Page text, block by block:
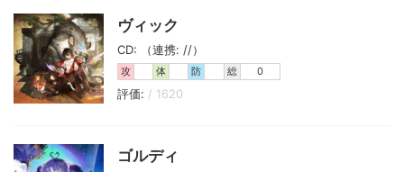
ヴィック
CD: （連携: //）
攻 体 防 総 0
評価: / 1620
ゴルディ